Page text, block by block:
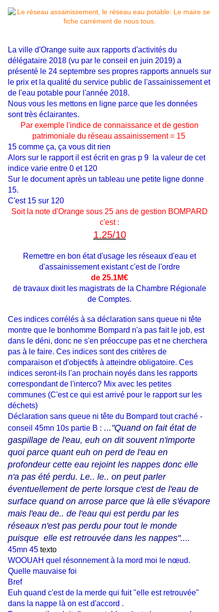
La ville d'Orange suite aux rapports d'activités du
délégataire 2018 (vu par le conseil en juin 2019) a
présenté le 24 septembre ses propres rapports annuels sur
le prix et la qualité du service public de l'assainissement et
de l'eau potable pour l'année 2018.
Nous vous les mettons en ligne parce que les données
sont très éclairantes.
Par exemple l'indice de connaissance et de gestion
patrimoniale du réseau assainissement = 15
15 comme ça, ça vous dit rien
Alors sur le rapport il est écrit en gras p 9 la valeur de cet
indice varie entre 0 et 120
Sur le document après un tableau une petite ligne donne
15.
C'est 15 sur 120
Soit la note d'Orange sous 25 ans de gestion BOMPARD
c'est :
1.25/10
Remettre en bon état d'usage les réseaux d'eau et
d'assainissement existant c'est de l'ordre
de 25.1M€
de travaux dixit les magistrats de la Chambre Régionale
de Comptes.
Ces indices corrélés à sa déclaration sans queue ni tête
montre que le bonhomme Bompard n'a pas fait le job, est
dans le déni, donc ne s'en préoccupe pas et ne cherchera
pas à le faire. Ces indices sont des critères de
comparaison et d'objectifs à atteindre obligatoire. Ces
indices seront-ils l'an prochain noyés dans les rapports
correspondant de l'interco? Mix avec les petites
communes (C'est ce qui est arrivé pour le rapport sur les
déchets)
Déclaration sans queue ni tête du Bompard tout craché -
conseil 45mn 10s partie B : ..."Quand on fait état de
gaspillage de l'eau, euh on dit souvent n'importe
quoi parce quant euh on perd de l'eau en
profondeur cette eau rejoint les nappes donc elle
n'a pas été perdu. Le.. le.. on peut parler
éventuellement de perte lorsque c'est de l'eau de
surface quand on arrose parce que là elle s'évapore
mais l'eau de.. de l'eau qui est perdu par les
réseaux n'est pas perdu pour tout le monde
puisque elle est retrouvée dans les nappes"....
45mn 45 texto
WOOUAH quel résonnement à la mord moi le nœud.
Quelle mauvaise foi
Bref
Euh quand c'est de la merde qui fuit "elle est retrouvée"
dans la nappe là on est d'accord .